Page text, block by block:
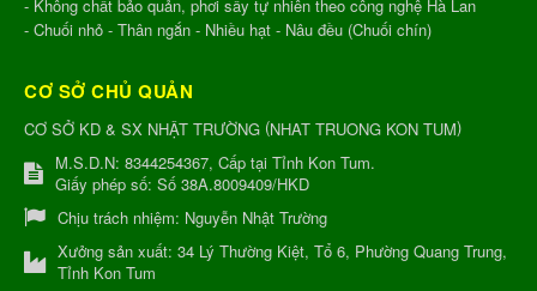
- Không chất bảo quản, phơi sấy tự nhiên theo công nghệ Hà Lan
- Chuối nhỏ - Thân ngắn - Nhiều hạt - Nâu đều (Chuối chín)
CƠ SỞ CHỦ QUẢN
CƠ SỞ KD & SX NHẬT TRƯỜNG (NHAT TRUONG KON TUM)
M.S.D.N: 8344254367, Cấp tại Tỉnh Kon Tum.
Giấy phép số: Số 38A.8009409/HKD
Chịu trách nhiệm: Nguyễn Nhật Trường
Xưởng sản xuất: 34 Lý Thường Kiệt, Tổ 6, Phường Quang Trung,
Tỉnh Kon Tum